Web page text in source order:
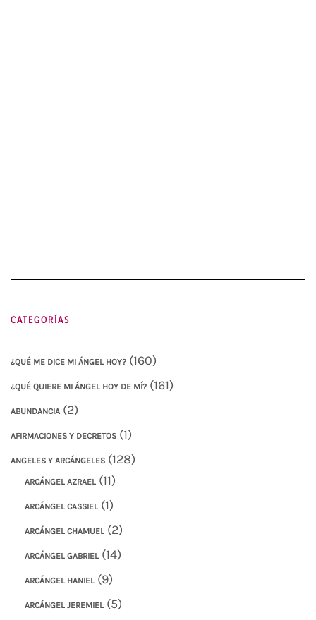
CATEGORÍAS
¿QUÉ ME DICE MI ÁNGEL HOY? (160)
¿QUÉ QUIERE MI ÁNGEL HOY DE MÍ? (161)
ABUNDANCIA (2)
AFIRMACIONES Y DECRETOS (1)
ANGELES Y ARCÁNGELES (128)
ARCÁNGEL AZRAEL (11)
ARCÁNGEL CASSIEL (1)
ARCÁNGEL CHAMUEL (2)
ARCÁNGEL GABRIEL (14)
ARCÁNGEL HANIEL (9)
ARCÁNGEL JEREMIEL (5)